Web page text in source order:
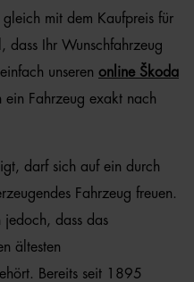
mit dem Kaufpreis für
dass Ihr Wunschfahrzeug
unseren online Škoda
Fahrzeug exakt nach
darf sich auf ein durch
Fahrzeug freuen.
jedoch, dass das
ältesten
Bereits seit 1895